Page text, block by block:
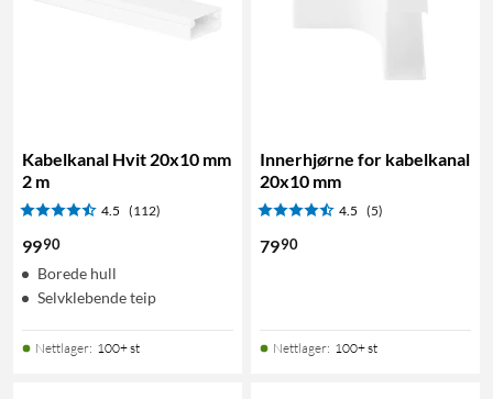
Kabelkanal Hvit 20x10 mm
2 m
4.5 (112)
9990
Borede hull
Selvklebende teip
Nettlager: 100+ st
Innerhjørne for kabelkanal
20x10 mm
4.5 (5)
7990
Nettlager: 100+ st